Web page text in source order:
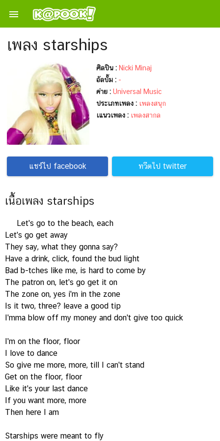

เพลง starships
ศิลปิน : Nicki Minaj
อัลบั้ม : -
ค่าย : Universal Music
ประเภทเพลง : เพลงสนุก
เแนวเพลง : เพลงสากล
แชร์ไป facebook ทวีตไป twitter
เนื้อเพลง starships
Let's go to the beach, each
Let's go get away
They say, what they gonna say?
Have a drink, click, found the bud light
Bad b-tches like me, is hard to come by
The patron on, let's go get it on
The zone on, yes i'm in the zone
Is it two, three? leave a good tip
I'mma blow off my money and don't give too quick
I'm on the floor, floor
I love to dance
So give me more, more, till I can't stand
Get on the floor, floor
Like it's your last dance
If you want more, more
Then here I am
Starships were meant to fly